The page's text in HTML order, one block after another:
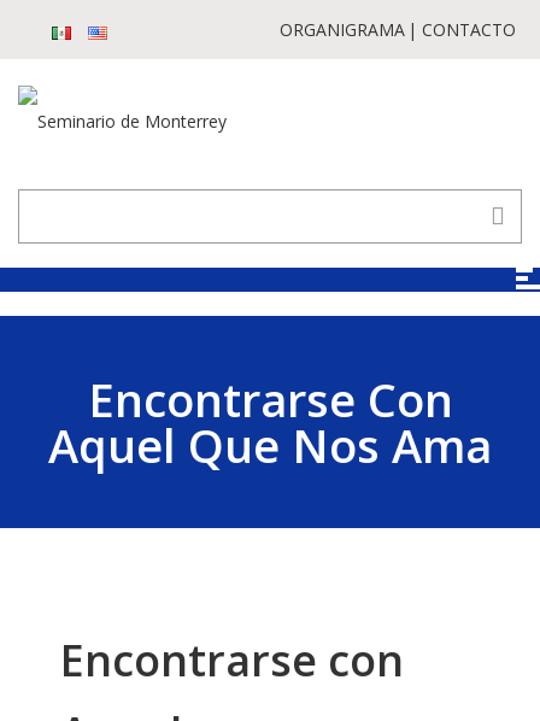
ORGANIGRAMA CONTACTO
Encontrarse Con
Aquel Que Nos Ama
Encontrarse con